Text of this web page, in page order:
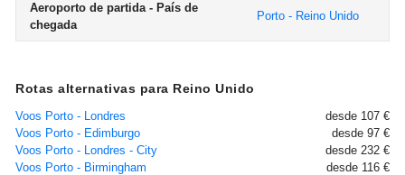
Aeroporto de partida - País de
chegada
Porto - Reino Unido
Rotas alternativas para Reino Unido
Voos Porto - Londres
desde 107 €
Voos Porto - Edimburgo
desde 97 €
Voos Porto - Londres - City
desde 232 €
Voos Porto - Birmingham
desde 116 €